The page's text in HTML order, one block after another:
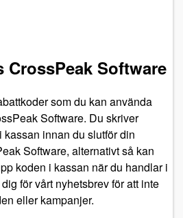
CrossPeak Software
som du kan använda
Software. Du skriver
innan du slutför din
Software, alternativt så kan
koden i kassan när du handlar i
för vårt nyhetsbrev för att inte
eller kampanjer.